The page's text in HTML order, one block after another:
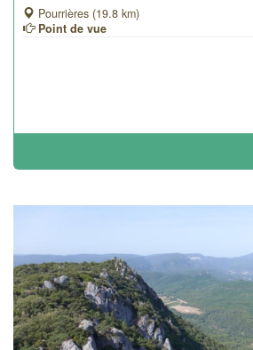
Pourrières (19.8 km)
Point de vue